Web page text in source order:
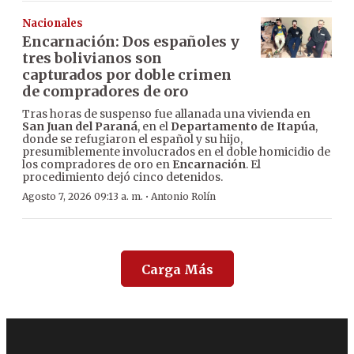
Nacionales
Encarnación: Dos españoles y
tres bolivianos son
capturados por doble crimen
de compradores de oro
Tras horas de suspenso fue allanada una vivienda en
San Juan del Paraná, en el Departamento de Itapúa,
donde se refugiaron el español y su hijo,
presumiblemente involucrados en el doble homicidio de
los compradores de oro en Encarnación. El
procedimiento dejó cinco detenidos.
Agosto 7, 2026 09:13 a. m. · Antonio Rolín
Carga Más